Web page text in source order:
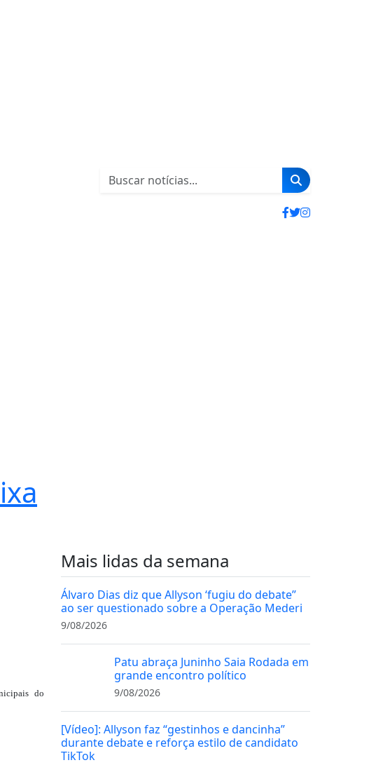
do
Mais lidas da semana
Álvaro Dias diz que Allyson ‘fugiu do debate”
ao ser questionado sobre a Operação Mederi
9/08/2026
Patu abraça Juninho Saia Rodada em
grande encontro político
9/08/2026
[Vídeo]: Allyson faz “gestinhos e dancinha”
durante debate e reforça estilo de candidato
TikTok